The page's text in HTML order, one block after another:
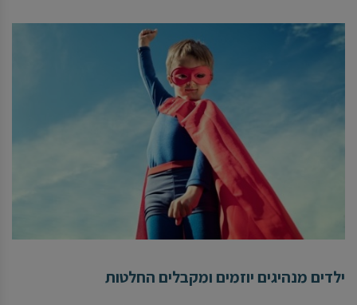
ילדים מנהיגים יוזמים ומקבלים החלטות